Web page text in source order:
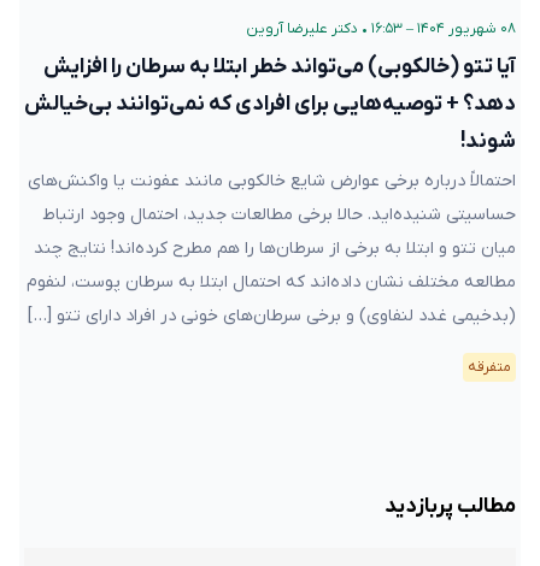
۰۸ شهریور ۱۴۰۴ – ۱۶:۵۳ • دکتر علیرضا آروین
آیا تتو (خالکوبی) می‌تواند خطر ابتلا به سرطان را افزایش
دهد؟ + توصیه‌هایی برای افرادی که نمی‌توانند بی‌خیالش
شوند!
احتمالاً درباره برخی عوارض شایع خالکوبی مانند عفونت یا واکنش‌های
حساسیتی شنیده‌اید. حالا برخی مطالعات جدید، احتمال وجود ارتباط
میان تتو و ابتلا به برخی از سرطان‌ها را هم مطرح کرده‌اند! نتایج چند
مطالعه مختلف نشان داده‌اند که احتمال ابتلا به سرطان پوست، لنفوم
(بدخیمی غدد لنفاوی) و برخی سرطان‌های خونی در افراد دارای تتو […]
متفرقه
مطالب پربازدید